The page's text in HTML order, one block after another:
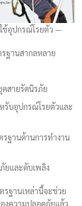
อุปกรณ์โรยตัว
ฐานสากลหลาย
สายรัดนิรภัย
รับอุปกรณ์โรยตัวและ
รฐานด้านการทำงาน
ยและดับเพลิง
ฐานเหล่านี้จะช่วย
งความปลอดภัยแล้ว